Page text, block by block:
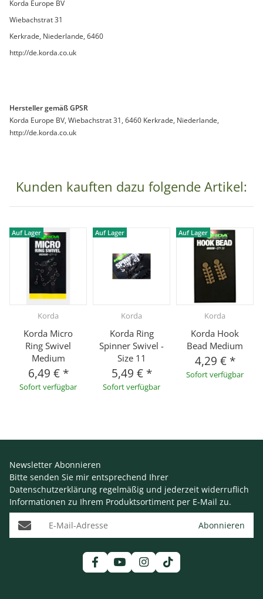
Korda Europe BV
Wiebachstrat 31
Kerkrade, Niederlande, 6460
http://de.korda.co.uk
Hersteller gemäß GPSR
Korda Europe BV, Wiebachstrat 31, 6460 Kerkrade, Niederlande,
http://de.korda.co.uk
Kunden kauften dazu folgende Artikel:
Auf Lager
Korda
Korda Micro
Ring Swivel
Medium
6,49 € *
Sofort verfügbar
Auf Lager
Korda
Korda Ring
Spinner Swivel -
Size 11
5,49 € *
Sofort verfügbar
Auf Lager
Korda
Korda Hook
Bead Medium
4,29 € *
Sofort verfügbar
Newsletter Abonnieren
Bitte senden Sie mir entsprechend Ihrer
Datenschutzerklärung regelmäßig und jederzeit widerruflich
Informationen zu Ihrem Produktsortiment per E-Mail zu.
E-Mail-Adresse Abonnieren